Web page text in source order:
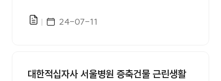
파일있음게시일자
24-07-11
대한적십자사 서울병원 증축건물 근린생활